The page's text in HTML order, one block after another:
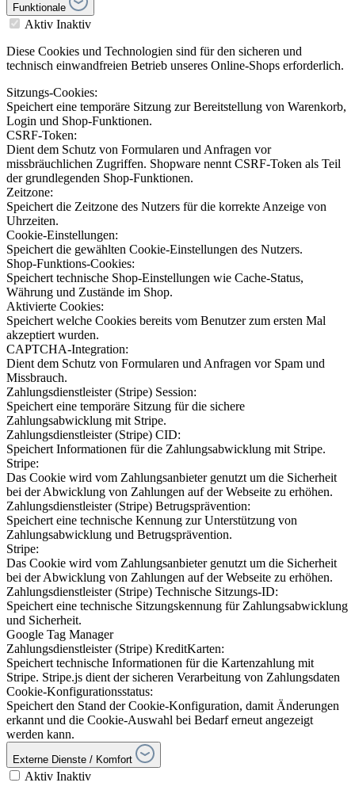
Funktionale
Aktiv Inaktiv
Diese Cookies und Technologien sind für den sicheren und
technisch einwandfreien Betrieb unseres Online-Shops erforderlich.
Sitzungs-Cookies:
Speichert eine temporäre Sitzung zur Bereitstellung von Warenkorb,
Login und Shop-Funktionen.
CSRF-Token:
Dient dem Schutz von Formularen und Anfragen vor
missbräuchlichen Zugriffen. Shopware nennt CSRF-Token als Teil
der grundlegenden Shop-Funktionen.
Zeitzone:
Speichert die Zeitzone des Nutzers für die korrekte Anzeige von
Uhrzeiten.
Cookie-Einstellungen:
Speichert die gewählten Cookie-Einstellungen des Nutzers.
Shop-Funktions-Cookies:
Speichert technische Shop-Einstellungen wie Cache-Status,
Währung und Zustände im Shop.
Aktivierte Cookies:
Speichert welche Cookies bereits vom Benutzer zum ersten Mal
akzeptiert wurden.
CAPTCHA-Integration:
Dient dem Schutz von Formularen und Anfragen vor Spam und
Missbrauch.
Zahlungsdienstleister (Stripe) Session:
Speichert eine temporäre Sitzung für die sichere
Zahlungsabwicklung mit Stripe.
Zahlungsdienstleister (Stripe) CID:
Speichert Informationen für die Zahlungsabwicklung mit Stripe.
Stripe:
Das Cookie wird vom Zahlungsanbieter genutzt um die Sicherheit
bei der Abwicklung von Zahlungen auf der Webseite zu erhöhen.
Zahlungsdienstleister (Stripe) Betrugsprävention:
Speichert eine technische Kennung zur Unterstützung von
Zahlungsabwicklung und Betrugsprävention.
Stripe:
Das Cookie wird vom Zahlungsanbieter genutzt um die Sicherheit
bei der Abwicklung von Zahlungen auf der Webseite zu erhöhen.
Zahlungsdienstleister (Stripe) Technische Sitzungs-ID:
Speichert eine technische Sitzungskennung für Zahlungsabwicklung
und Sicherheit.
Google Tag Manager
Zahlungsdienstleister (Stripe) KreditKarten:
Speichert technische Informationen für die Kartenzahlung mit
Stripe. Stripe.js dient der sicheren Verarbeitung von Zahlungsdaten
Cookie-Konfigurationsstatus:
Speichert den Stand der Cookie-Konfiguration, damit Änderungen
erkannt und die Cookie-Auswahl bei Bedarf erneut angezeigt
werden kann.
Externe Dienste / Komfort
Aktiv Inaktiv